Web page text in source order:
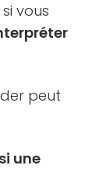
vous
peut
si une